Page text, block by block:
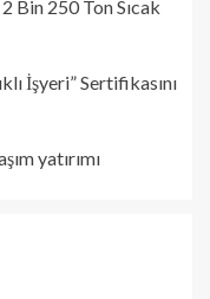
Bin 250 Ton Sıcak
İşyeri” Sertifikasını
yatırımı